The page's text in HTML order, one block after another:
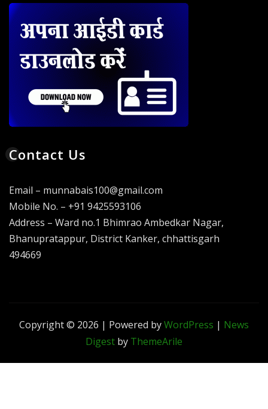
Contact Us
Email – munnabais100@gmail.com
Mobile No. – +91 9425593106
Address – Ward no.1 Bhimrao Ambedkar Nagar,
Bhanupratappur, District Kanker, chhattisgarh
494669
Copyright © 2026 | Powered byWordPress | News
Digest by ThemeArile